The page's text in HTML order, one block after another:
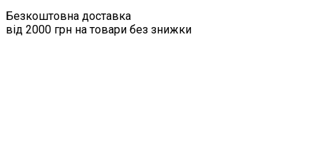
Безкоштовна доставка
від 2000 грн на товари без знижки